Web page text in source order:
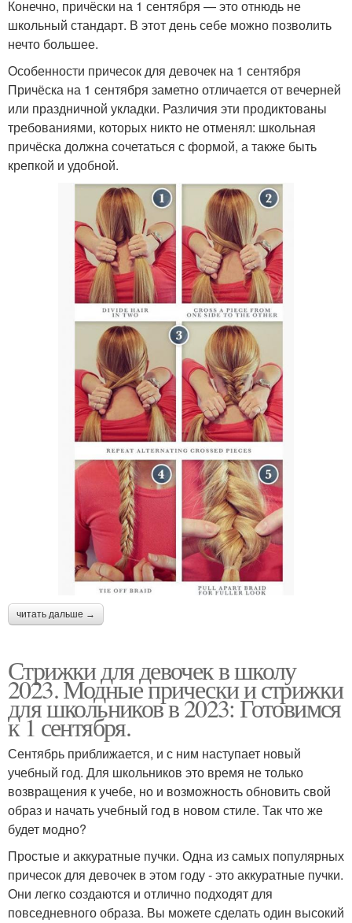
Конечно, причёски на 1 сентября — это отнюдь не
школьный стандарт. В этот день себе можно позволить
нечто большее.
Особенности причесок для девочек на 1 сентября
Причёска на 1 сентября заметно отличается от вечерней
или праздничной укладки. Различия эти продиктованы
требованиями, которых никто не отменял: школьная
причёска должна сочетаться с формой, а также быть
крепкой и удобной.
читать дальше →
Стрижки для девочек в школу
2023. Модные прически и стрижки
для школьников в 2023: Готовимся
к 1 сентября.
Сентябрь приближается, и с ним наступает новый
учебный год. Для школьников это время не только
возвращения к учебе, но и возможность обновить свой
образ и начать учебный год в новом стиле. Так что же
будет модно?
Простые и аккуратные пучки. Одна из самых популярных
причесок для девочек в этом году - это аккуратные пучки.
Они легко создаются и отлично подходят для
повседневного образа. Вы можете сделать один высокий